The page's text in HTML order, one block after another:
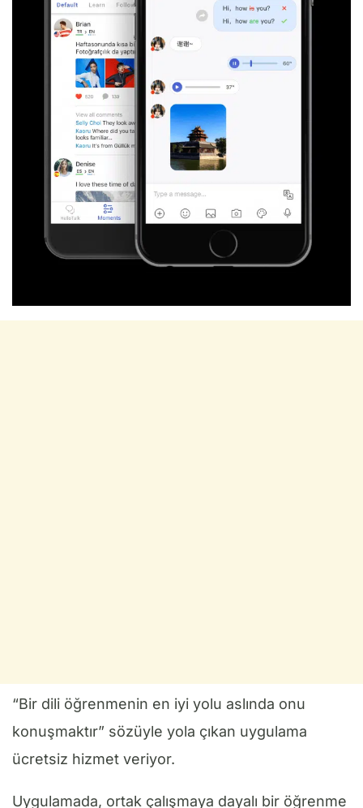
“Bir dili öğrenmenin en iyi yolu aslında onu
konuşmaktır” sözüyle yola çıkan uygulama
ücretsiz hizmet veriyor.
Uygulamada, ortak çalışmaya dayalı bir öğrenme